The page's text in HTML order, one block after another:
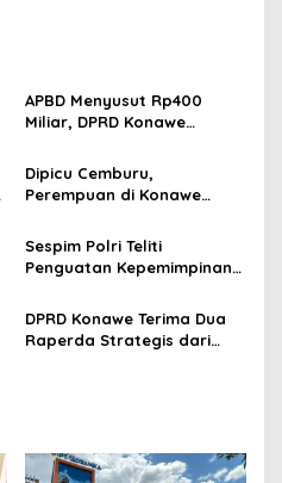
APBD Menyusut Rp400
Miliar, DPRD Konawe
dan Tepat Sasaran
Dipicu Cemburu,
Perempuan di Konawe
Setelah Diserang Badik
Sespim Polri Teliti
Penguatan Kepemimpinan
Indonesia Emas 2045
DPRD Konawe Terima Dua
Raperda Strategis dari